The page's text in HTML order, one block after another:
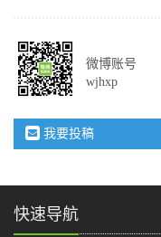
微博账号
wjhxp
我要投稿
快速导航